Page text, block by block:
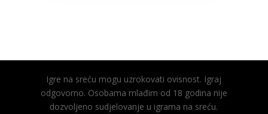
Igre na sreću mogu uzrokovati ovisnost. Igraj
odgovorno. Osobama mlađim od 18 godina nije
dozvoljeno sudjelovanje u igrama na sreću.